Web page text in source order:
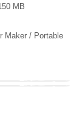
MB
Maker / Portable